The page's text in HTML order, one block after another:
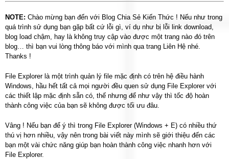
NOTE: Chào mừng bạn đến với Blog Chia Sẻ Kiến Thức ! Nếu như trong
quá trình sử dụng bạn gặp bất cứ lỗi gì, ví dụ như bị lỗi link download,
blog load chậm, hay là không truy cập vào được một trang nào đó trên
blog… thì bạn vui lòng thông báo với mình qua trang Liên Hệ nhé.
Thanks !
File Explorer là một trình quản lý file mặc định có trên hệ điều hành
Windows, hầu hết tất cả mọi người đều quen sử dụng File Explorer với
các thiết lập mặc định sẵn có, thế nhưng để như vậy thì tốc độ hoàn
thành công việc của bạn sẽ không được tối ưu đâu.
Vâng ! Nếu bạn để ý thì trong File Explorer (Windows + E) có nhiều thứ
thú vị hơn nhiều, vậy nên trong bài viết này mình sẽ giới thiệu đến các
bạn một vài chức năng giúp bạn hoàn thành công việc nhanh hơn với
File Explorer.